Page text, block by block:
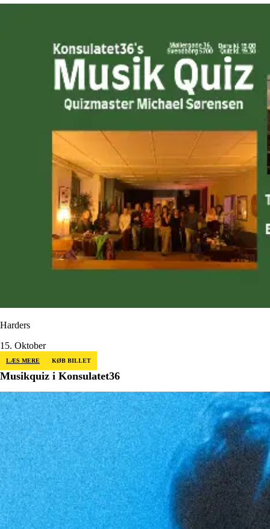
Harders
15. Oktober
LÆS MERE KØB BILLET
Musikquiz i Konsulatet36